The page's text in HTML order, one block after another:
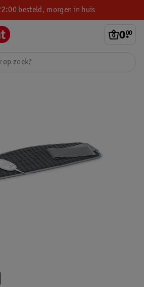
besteld, morgen in huis
0.
00